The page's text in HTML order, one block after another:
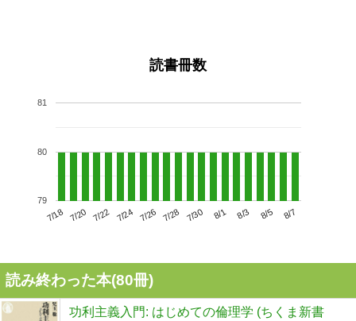
読書冊数
7/18 7/20 7/22 7/24 7/26 7/28 7/30 8/1 8/3 8/5 8/7
79
80
81
読み終わった本(80冊)
功利主義入門: はじめての倫理学 (ちくま新書